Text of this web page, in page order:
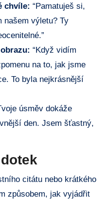
chvíle: “Pamatuješ si,
našem výletu? Ty
“Když vidím
na to, jak jsme
To byla nejkrásnější
úsměv dokáže
den. Jsem šťastný,
citátu nebo krátkého
způsobem, jak vyjádřit